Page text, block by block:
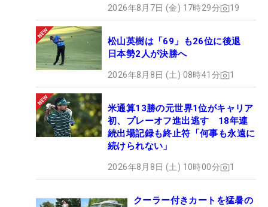
2026年8月7日 (金) 17時29分 19
松山英樹は「69」も26位に後退
日本勢2人が決勝へ
2026年8月8日 (土) 08時41分 1
米通算13勝の元世界1位がキャリア
初、プレーオフ進出逃す 18年連
続出場記録も終止符「何事も永遠に
続けられない」
2026年8月8日 (土) 10時00分 1
クーラー付きカートを猛暑の